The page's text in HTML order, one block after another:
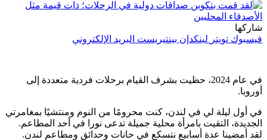
شاركها
فيسبوك تويتر لينكدإن بينتيريست البريد الإلكتروني
في عام 2024، حظيت بشرف القيام برحلات فردية متعددة إلى
أوروبا.
في أول ليلة لي في لندن، كنت محرومًا من النوم ومنتشيًا بمغامرتي
الجديدة، التقيت بامرأة محلية جميلة تدعى نورا في أحد المطاعم.
لقد أمضينا عدة أسابيع نتسكع في حانات وحدائق ومطاعم لندن.